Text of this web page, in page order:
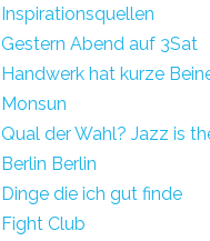
Inspirationsquellen
Gestern Abend auf 3Sat
Handwerk hat kurze
Monsun
Qual der Wahl? Jazz is
Berlin Berlin
Dinge die ich gut finde
Fight Club